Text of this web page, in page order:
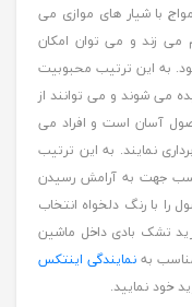
با شیار های موازی می
می زند و می توان امکان
به این ترتیب محبوبیت
می شوند و می توانند از
آسان است و افراد می
نمایند. به این ترتیب
جهت به آرامش رسیدن
را با رنگ دلخواه انتخاب
تشک بادی داخل ماشین
نمایندگی اینتکس
خود نمایید.